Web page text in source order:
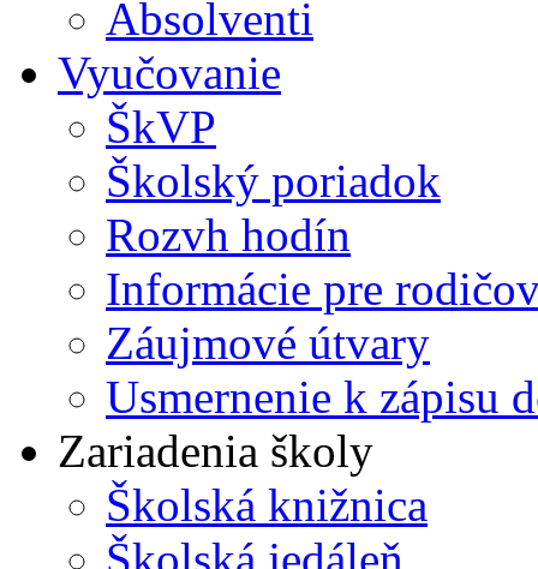
Absolventi
Vyučovanie
ŠkVP
Školský poriadok
Rozvh hodín
Informácie pre
Záujmové útvary
Usmernenie k zápisu
Zariadenia školy
Školská knižnica